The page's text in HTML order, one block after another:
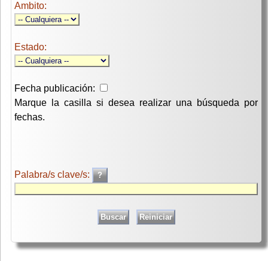
Ambito:
Estado:
Fecha publicación:
Marque la casilla si desea realizar una búsqueda por
fechas.
Palabra/s clave/s: